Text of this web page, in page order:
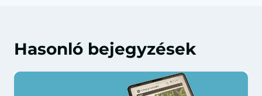
Hasonló bejegyzések